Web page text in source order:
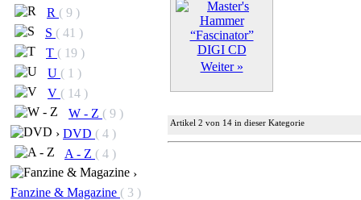
R ( 9 )
S ( 41 )
T ( 19 )
U ( 1 )
V ( 14 )
W - Z ( 9 )
› DVD ( 4 )
A - Z ( 4 )
›
Fanzine & Magazine ( 3 )
Weiter »
Artikel 2 von 14 in dieser Kategorie